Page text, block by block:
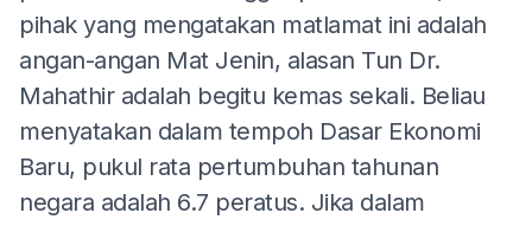
pihak yang mengatakan matlamat ini adalah
angan-angan Mat Jenin, alasan Tun Dr.
Mahathir adalah begitu kemas sekali. Beliau
menyatakan dalam tempoh Dasar Ekonomi
Baru, pukul rata pertumbuhan tahunan
negara adalah 6.7 peratus. Jika dalam